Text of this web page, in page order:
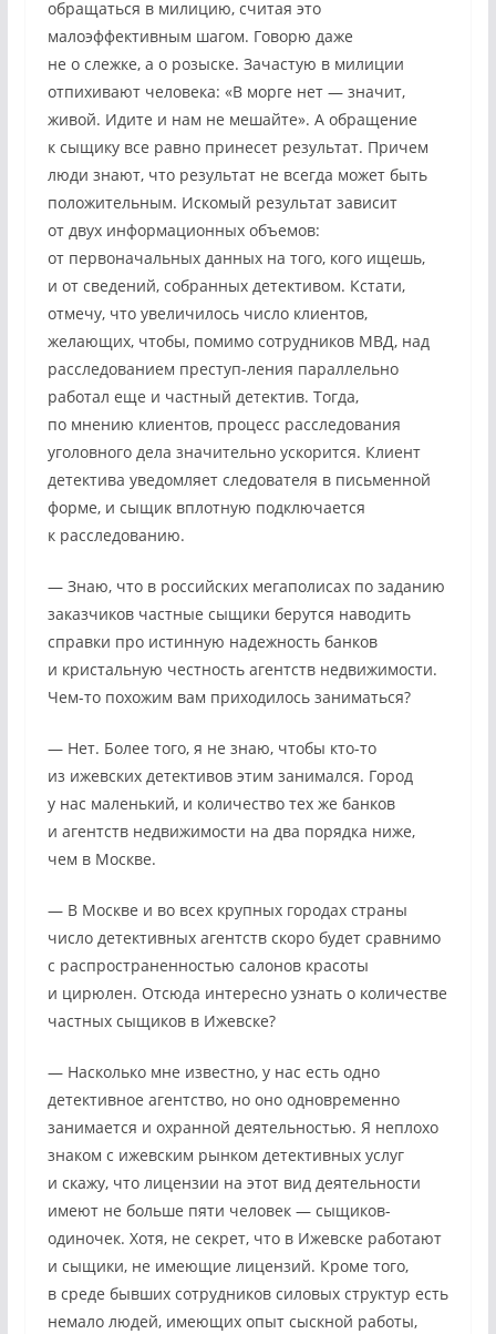
обращаться в милицию, считая это
малоэффективным шагом. Говорю даже
не о слежке, а о розыске. Зачастую в милиции
отпихивают человека: «В морге нет — значит,
живой. Идите и нам не мешайте». А обращение
к сыщику все равно принесет результат. Причем
люди знают, что результат не всегда может быть
положительным. Искомый результат зависит
от двух информационных объемов:
от первоначальных данных на того, кого ищешь,
и от сведений, собранных детективом. Кстати,
отмечу, что увеличилось число клиентов,
желающих, чтобы, помимо сотрудников МВД, над
расследованием преступ-ления параллельно
работал еще и частный детектив. Тогда,
по мнению клиентов, процесс расследования
уголовного дела значительно ускорится. Клиент
детектива уведомляет следователя в письменной
форме, и сыщик вплотную подключается
к расследованию.
— Знаю, что в российских мегаполисах по заданию
заказчиков частные сыщики берутся наводить
справки про истинную надежность банков
и кристальную честность агентств недвижимости.
Чем-то похожим вам приходилось заниматься?
— Нет. Более того, я не знаю, чтобы кто-то
из ижевских детективов этим занимался. Город
у нас маленький, и количество тех же банков
и агентств недвижимости на два порядка ниже,
чем в Москве.
— В Москве и во всех крупных городах страны
число детективных агентств скоро будет сравнимо
с распространенностью салонов красоты
и цирюлен. Отсюда интересно узнать о количестве
частных сыщиков в Ижевске?
— Насколько мне известно, у нас есть одно
детективное агентство, но оно одновременно
занимается и охранной деятельностью. Я неплохо
знаком с ижевским рынком детективных услуг
и скажу, что лицензии на этот вид деятельности
имеют не больше пяти человек — сыщиков-
одиночек. Хотя, не секрет, что в Ижевске работают
и сыщики, не имеющие лицензий. Кроме того,
в среде бывших сотрудников силовых структур есть
немало людей, имеющих опыт сыскной работы,